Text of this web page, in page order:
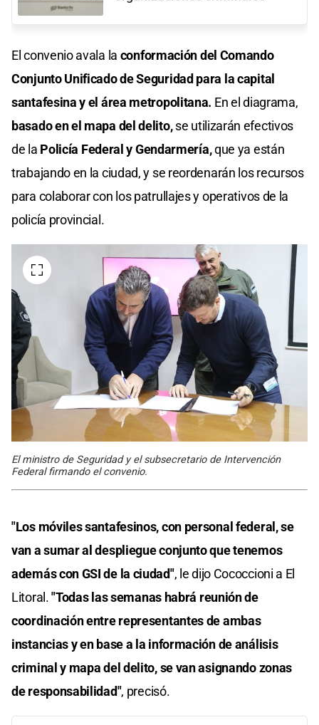
El convenio avala la conformación del Comando
Conjunto Unificado de Seguridad para la capital
santafesina y el área metropolitana. En el diagrama,
basado en el mapa del delito,se utilizarán efectivos
de la Policía Federal y Gendarmería,que ya están
trabajando en la ciudad, y se reordenarán los recursos
para colaborar con los patrullajes y operativos de la
policía provincial.
El ministro de Seguridad y el subsecretario de Intervención
Federal firmando el convenio.
"Los móviles santafesinos, con personal federal, se
van a sumar al despliegue conjunto que tenemos
además con GSI de la ciudad", le dijo Cococcioni a El
Litoral."Todas las semanas habrá reunión de
coordinación entre representantes de ambas
instancias y en base a la información de análisis
criminal y mapa del delito, se van asignando zonas
de responsabilidad", precisó.